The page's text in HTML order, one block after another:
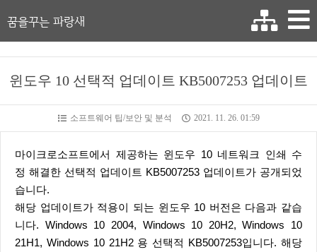
꿈을꾸는 파랑새
윈도우 10 선택적 업데이트 KB5007253 업데이트
소프트웨어 팁/보안 및 분석 2021. 11. 26. 01:59
마이크로소프트에서 제공하는 윈도우 10 네트워크 인쇄 수
정 해결한 선택적 업데이트 KB5007253 업데이트가 공개되었
습니다.
해당 업데이트가 적용이 되는 윈도우 10 버전은 다음과 같습
니다. Windows 10 2004, Windows 10 20H2, Windows 10
21H1, Windows 10 21H2 용 선택적 KB5007253입니다. 해당